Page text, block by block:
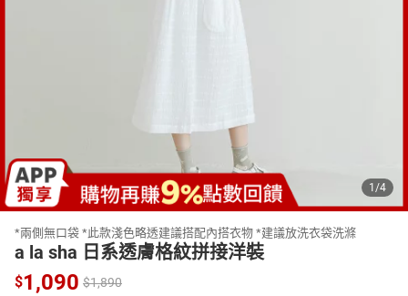
1 /4
*兩側無口袋 *此款淺色略透建議搭配內搭衣物 *建議放洗衣袋洗滌
a la sha 日系透膚格紋拼接洋裝
$1,090 $1,890